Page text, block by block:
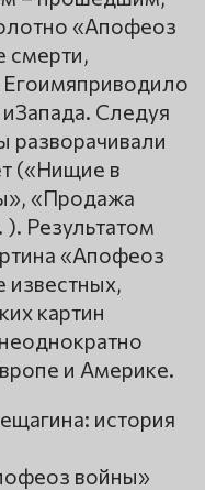
«Апофеоз
смерти,
Следуя
разворачивали
(«Нищие в
«Продажа
Результатом
«Апофеоз
известных,
картин
и Америке.
история
войны»